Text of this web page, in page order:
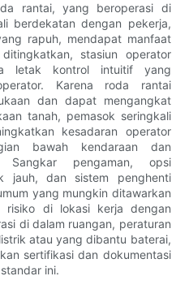
rantai, yang beroperasi di
berdekatan dengan pekerja,
rapuh, mendapat manfaat
stasiun operator
letak kontrol intuitif yang
Karena roda rantai
dan dapat mengangkat
tanah, pemasok seringkali
kesadaran operator
bawah kendaraan dan
pengaman, opsi
jauh, dan sistem penghenti
yang mungkin ditawarkan
risiko di lokasi kerja dengan
di dalam ruangan, peraturan
atau yang dibantu baterai,
sertifikasi dan dokumentasi
ini.